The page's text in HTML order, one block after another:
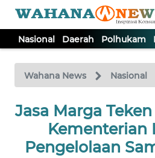
Nasional Daerah Polhukam
Wahana News Nasional
Jasa Marga
Kementerian
Pengelolaan
TV
Tutup
NASIONAL
DAERAH